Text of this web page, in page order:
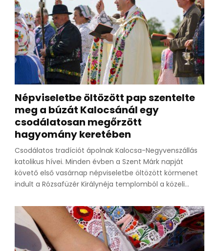
Népviseletbe öltözött pap szentelte
meg a búzát Kalocsánál egy
csodálatosan megőrzött
hagyomány keretében
Csodálatos tradíciót ápolnak Kalocsa-Negyvenszállás
katolikus hívei. Minden évben a Szent Márk napját
követő első vasárnap népviseletbe öltözött körmenet
indult a Rózsafüzér Királynéja templomból a közeli...